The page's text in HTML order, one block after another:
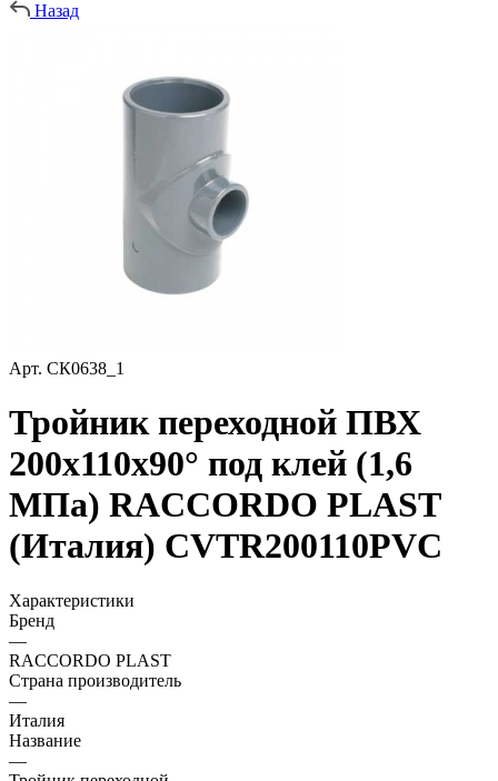
Назад
Арт. СК0638_1
Тройник переходной ПВХ
200х110х90° под клей (1,6
МПа) RACCORDO PLAST
(Италия) CVTR200110PVC
Характеристики
Бренд
—
RACCORDO PLAST
Страна производитель
—
Италия
Название
—